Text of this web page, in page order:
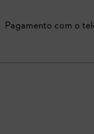
Pagamento com o